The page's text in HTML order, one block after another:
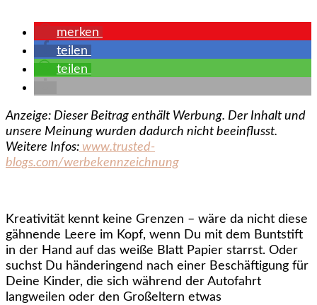
merken
teilen
teilen
Anzeige: Dieser Beitrag enthält Werbung. Der Inhalt und
unsere Meinung wurden dadurch nicht beeinflusst.
Weitere Infos: www.trusted-
blogs.com/werbekennzeichnung
Kreativität kennt keine Grenzen – wäre da nicht diese
gähnende Leere im Kopf, wenn Du mit dem Buntstift
in der Hand auf das weiße Blatt Papier starrst. Oder
suchst Du händeringend nach einer Beschäftigung für
Deine Kinder, die sich während der Autofahrt
langweilen oder den Großeltern etwas